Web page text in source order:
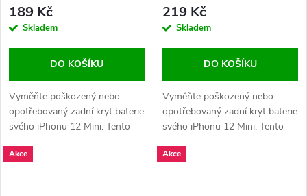
OEM - Černý
189 Kč
Skladem
DO KOŠÍKU
Vyměňte poškozený nebo
opotřebovaný zadní kryt baterie
svého iPhonu 12 Mini. Tento
kryt obsahuje zvětšený otvor
na kameru a logo Apple, které
OEM - Červený
219 Kč
Skladem
DO KOŠÍKU
Vyměňte poškozený nebo
opotřebovaný zadní kryt baterie
svého iPhonu 12 Mini. Tento
kryt obsahuje zvětšený otvor
na kameru a logo Apple, které
Akce Akce